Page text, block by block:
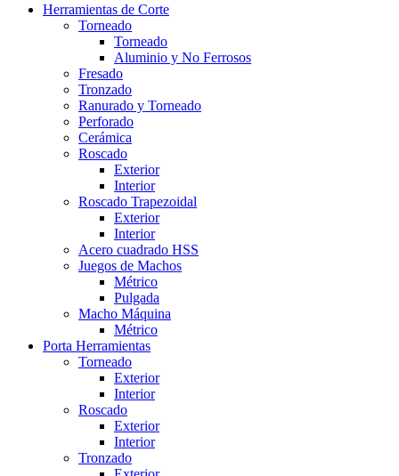
Herramientas de Corte
Torneado
Torneado
Aluminio y No Ferrosos
Fresado
Tronzado
Ranurado y Torneado
Perforado
Cerámica
Roscado
Exterior
Interior
Roscado Trapezoidal
Exterior
Interior
Acero cuadrado HSS
Juegos de Machos
Métrico
Pulgada
Macho Máquina
Métrico
Porta Herramientas
Torneado
Exterior
Interior
Roscado
Exterior
Interior
Tronzado